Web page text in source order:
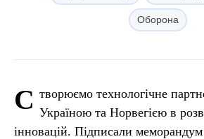
Оборона
С творюємо технологічне
Україною та Норвегією в
інновацій. Підписали